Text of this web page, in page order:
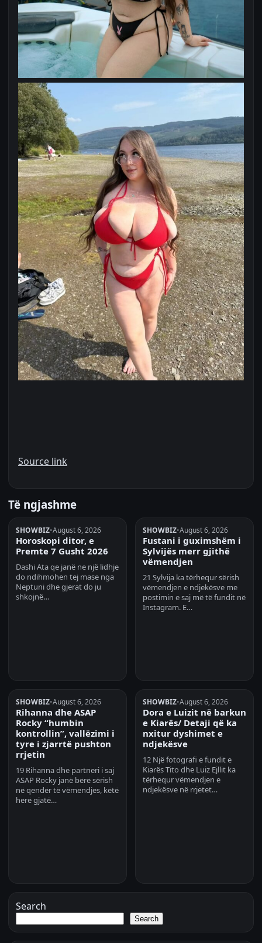
Source link
Të ngjashme
SHOWBIZ•August 6, 2026
Horoskopi ditor, e
Premte 7 Gusht 2026
Dashi Ata qe janë ne një lidhje
do ndihmohen tej mase nga
Neptuni dhe gjerat do ju
shkojnë…
SHOWBIZ•August 6, 2026
Fustani i guximshëm i
Sylvijës merr gjithë
vëmendjen
21 Sylvija ka tërhequr sërish
vëmendjen e ndjekësve me
postimin e saj më të fundit në
Instagram. E…
SHOWBIZ•August 6, 2026
Rihanna dhe ASAP
Rocky “humbin
kontrollin”, vallëzimi i
tyre i zjarrtë pushton
rrjetin
19 Rihanna dhe partneri i saj
ASAP Rocky janë bërë sërish
në qendër të vëmendjes, këtë
herë gjatë…
SHOWBIZ•August 6, 2026
Dora e Luizit në barkun
e Kiarës/ Detaji që ka
nxitur dyshimet e
ndjekësve
12 Një fotografi e fundit e
Kiarës Tito dhe Luiz Ejllit ka
tërhequr vëmendjen e
ndjekësve në rrjetet…
Search
Search